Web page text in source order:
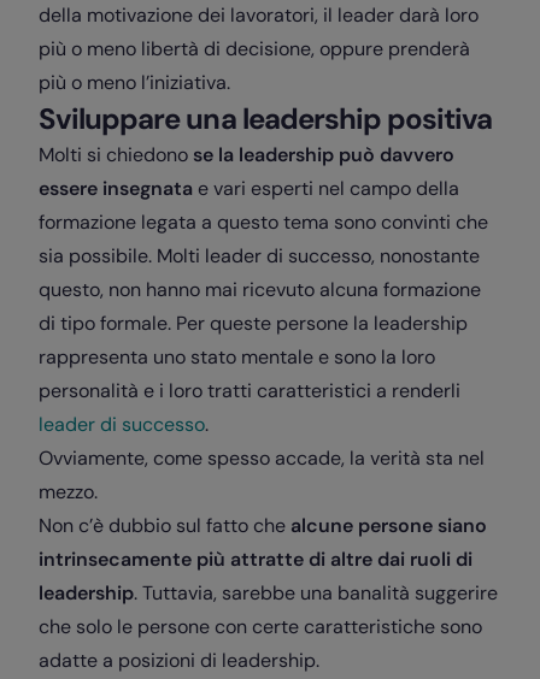
della motivazione dei lavoratori, il leader darà loro
più o meno libertà di decisione, oppure prenderà
più o meno l’iniziativa.
Sviluppare una leadership positiva
Molti si chiedono se la leadership può davvero
essere insegnata e vari esperti nel campo della
formazione legata a questo tema sono convinti che
sia possibile. Molti leader di successo, nonostante
questo, non hanno mai ricevuto alcuna formazione
di tipo formale. Per queste persone la leadership
rappresenta uno stato mentale e sono la loro
personalità e i loro tratti caratteristici a renderli
leader di successo.
Ovviamente, come spesso accade, la verità sta nel
mezzo.
Non c’è dubbio sul fatto che alcune persone siano
intrinsecamente più attratte di altre dai ruoli di
leadership. Tuttavia, sarebbe una banalità suggerire
che solo le persone con certe caratteristiche sono
adatte a posizioni di leadership.